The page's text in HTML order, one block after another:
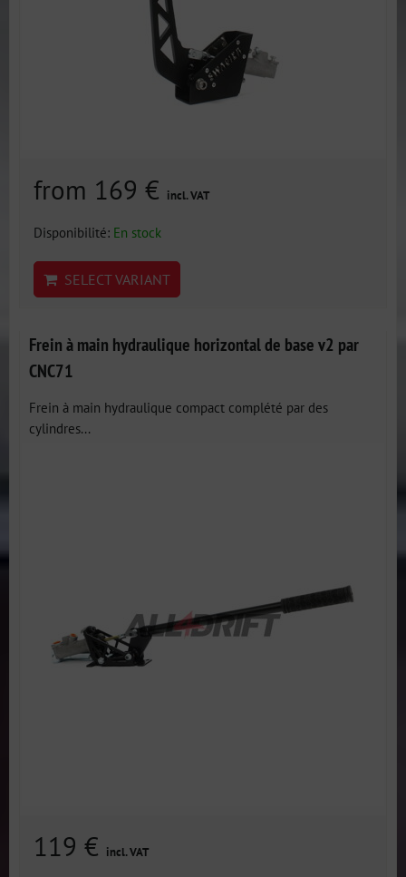
from 169 € incl. VAT
Disponibilité: En stock
SELECT VARIANT
Frein à main hydraulique horizontal de base v2 par
CNC71
Frein à main hydraulique compact complété par des
cylindres...
119 € incl. VAT